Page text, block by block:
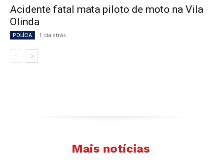
Acidente fatal mata piloto de moto na Vila
Olinda
POLÍCIA 1 dia atrás
Mais notícias